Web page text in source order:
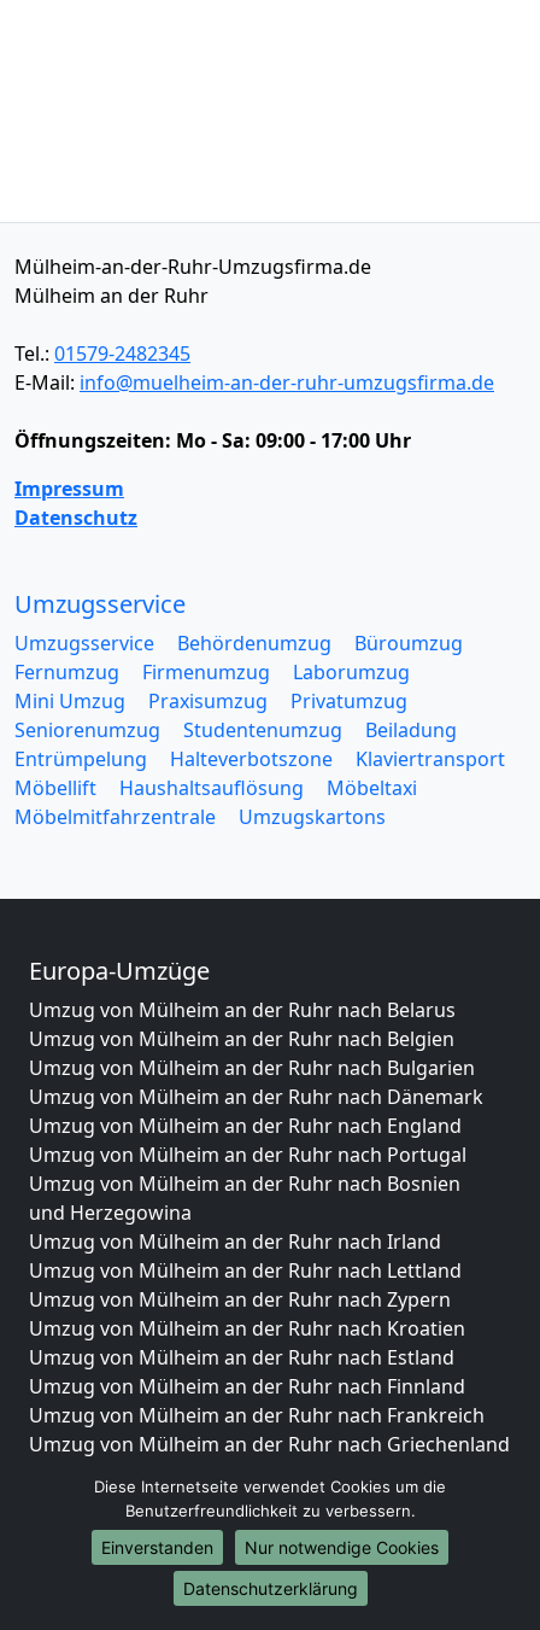
Mülheim-an-der-Ruhr-Umzugsfirma.de
Mülheim an der Ruhr
Tel.: 01579-2482345
E-Mail: info@muelheim-an-der-ruhr-umzugsfirma.de
Öffnungszeiten: Mo - Sa: 09:00 - 17:00 Uhr
Impressum
Datenschutz
Umzugsservice
Umzugsservice Behördenumzug
Büroumzug
Fernumzug
Firmenumzug
Laborumzug
Mini Umzug
Praxisumzug
Privatumzug
Seniorenumzug
Studentenumzug
Beiladung
Entrümpelung
Halteverbotszone
Klaviertransport
Möbellift
Haushaltsauflösung
Möbeltaxi
Möbelmitfahrzentrale
Umzugskartons
Europa-Umzüge
Umzug von Mülheim an der Ruhr nach Belarus
Umzug von Mülheim an der Ruhr nach Belgien
Umzug von Mülheim an der Ruhr nach Bulgarien
Umzug von Mülheim an der Ruhr nach Dänemark
Umzug von Mülheim an der Ruhr nach England
Umzug von Mülheim an der Ruhr nach Portugal
Umzug von Mülheim an der Ruhr nach Bosnien
und Herzegowina
Umzug von Mülheim an der Ruhr nach Irland
Umzug von Mülheim an der Ruhr nach Lettland
Umzug von Mülheim an der Ruhr nach Zypern
Umzug von Mülheim an der Ruhr nach Kroatien
Umzug von Mülheim an der Ruhr nach Estland
Umzug von Mülheim an der Ruhr nach Finnland
Umzug von Mülheim an der Ruhr nach Frankreich
Umzug von Mülheim an der Ruhr nach Griechenland
Umzug von Mülheim an der Ruhr nach Liechtenstein
Umzug von Mülheim an der Ruhr nach Luxemburg
Umzug von Mülheim an der Ruhr nach Niederlande
Umzug von Mülheim an der Ruhr nach Norwegen
Diese Internetseite verwendet Cookies um die
Benutzerfreundlichkeit zu verbessern.
Einverstanden
Nur notwendige Cookies
Datenschutzerklärung